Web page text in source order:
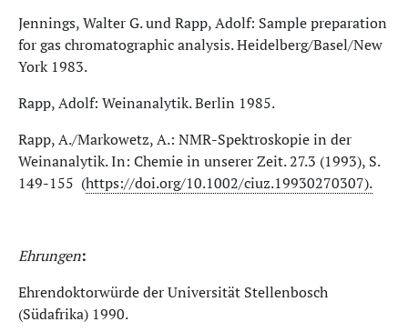
Jennings, Walter G. und Rapp, Adolf: Sample preparation
for gas chromatographic analysis. Heidelberg/Basel/New
York 1983.
Rapp, Adolf: Weinanalytik. Berlin 1985.
Rapp, A./Markowetz, A.: NMR-Spektroskopie in der
Weinanalytik. In: Chemie in unserer Zeit. 27.3 (1993), S.
149-155 (https://doi.org/10.1002/ciuz.19930270307).
Ehrungen:
Ehrendoktorwürde der Universität Stellenbosch
(Südafrika) 1990.